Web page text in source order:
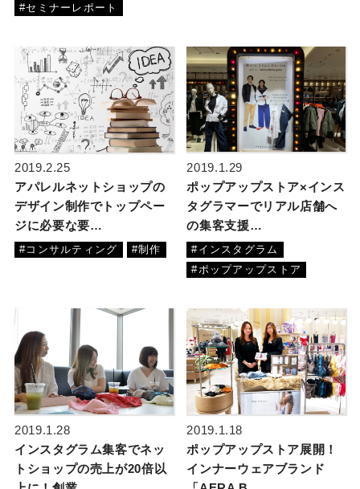
#セミナーレポート
2019.2.25
アパレルネットショップの
デザイン制作でトップペー
ジに必要な要…
#コンサルティング #制作
2019.1.29
ポップアップストア×インス
タグラマーでリアル店舗へ
の集客支援…
#インスタグラム
#ポップアップストア
2019.1.28
インスタグラム集客でネッ
トショップの売上が20倍以
2019.1.18
ポップアップストア展開！
インナーウェアブランド